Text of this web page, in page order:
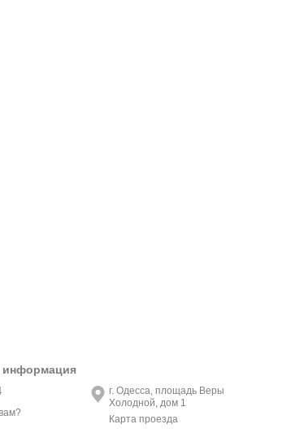
информация
г. Одесса, площадь Веры
Холодной, дом 1
Карта проезда